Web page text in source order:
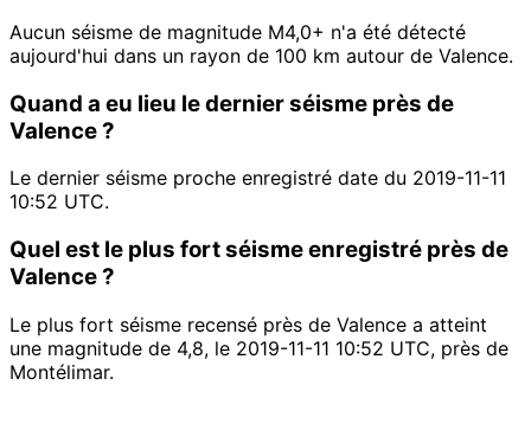
Aucun séisme de magnitude M4,0+ n'a été détecté
aujourd'hui dans un rayon de 100 km autour de Valence.
Quand a eu lieu le dernier séisme près de
Valence ?
Le dernier séisme proche enregistré date du 2019-11-11
10:52 UTC.
Quel est le plus fort séisme enregistré près de
Valence ?
Le plus fort séisme recensé près de Valence a atteint
une magnitude de 4,8, le 2019-11-11 10:52 UTC, près de
Montélimar.